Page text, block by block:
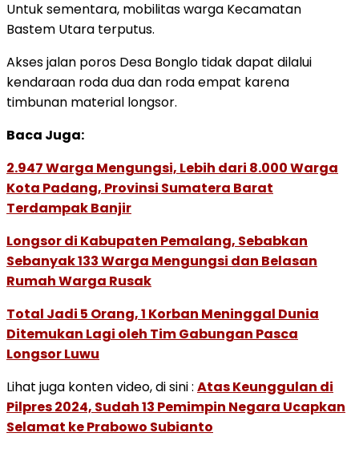
Untuk sementara, mobilitas warga Kecamatan
Bastem Utara terputus.
Akses jalan poros Desa Bonglo tidak dapat dilalui
kendaraan roda dua dan roda empat karena
timbunan material longsor.
Baca Juga:
2.947 Warga Mengungsi, Lebih dari 8.000 Warga
Kota Padang, Provinsi Sumatera Barat
Terdampak Banjir
Longsor di Kabupaten Pemalang, Sebabkan
Sebanyak 133 Warga Mengungsi dan Belasan
Rumah Warga Rusak
Total Jadi 5 Orang, 1 Korban Meninggal Dunia
Ditemukan Lagi oleh Tim Gabungan Pasca
Longsor Luwu
Lihat juga konten video, di sini : Atas Keunggulan di
Pilpres 2024, Sudah 13 Pemimpin Negara Ucapkan
Selamat ke Prabowo Subianto